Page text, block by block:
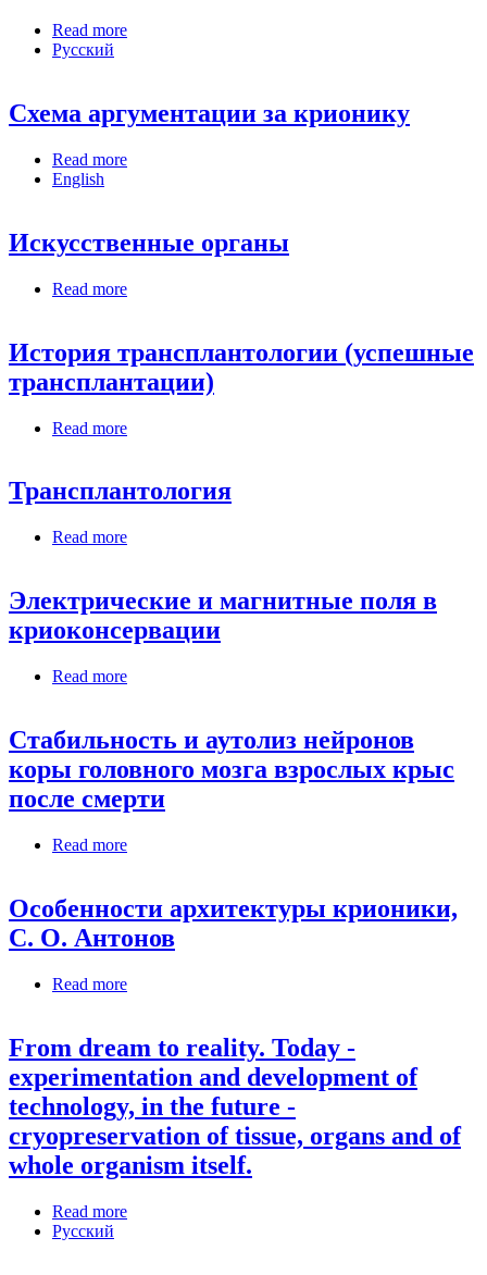
Read more
Русский
Схема аргументации за крионику
Read more
English
Искусственные органы
Read more
История трансплантологии (успешные
трансплантации)
Read more
Трансплантология
Read more
Электрические и магнитные поля в
криоконсервации
Read more
Стабильность и аутолиз нейронов
коры головного мозга взрослых крыс
после смерти
Read more
Особенности архитектуры крионики,
С. О. Антонов
Read more
From dream to reality. Today -
experimentation and development of
technology, in the future -
cryopreservation of tissue, organs and of
whole organism itself.
Read more
Русский